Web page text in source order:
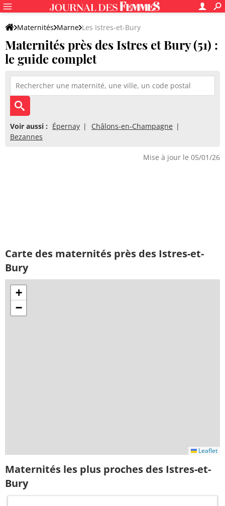
Maternités Marne Les Istres-et-Bury
Maternités près des Istres et Bury (51) :
le guide complet
Voir aussi : Épernay
Châlons-en-Champagne
Bezannes
Mise à jour le 05/01/26
Carte des maternités près des Istres-et-
Bury
+
−
Leaflet
Maternités les plus proches des Istres-et-
Bury